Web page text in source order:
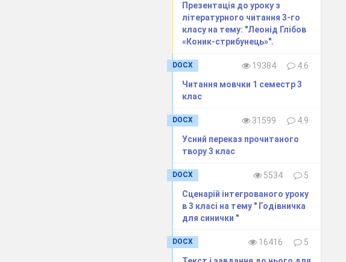
Презентація до уроку з
літературного читання 3-го
класу на тему: "Леонід Глібов
«Коник-стрибунець»".
DOCX 19384
4.6
Читання мовчки 1 семестр 3
клас
DOCX 31599
4.9
Усний переказ прочитаного
твору 3 клас
DOCX 5534
5
Сценарій інтегрованого уроку
в 3 класі на тему " Годівничка
для синички "
DOCX 16416
5